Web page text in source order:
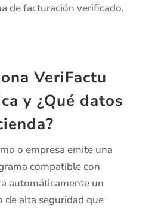
de facturación verificado.
VeriFactu
y ¿Qué datos
o empresa emite una
compatible con
automáticamente un
de alta seguridad que